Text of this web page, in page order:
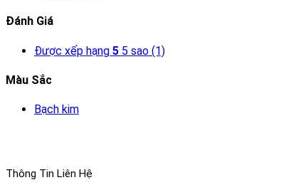
Đánh Giá
Được xếp hạng 5 5 sao (1)
Màu Sắc
Bạch kim
Thông Tin Liên Hệ